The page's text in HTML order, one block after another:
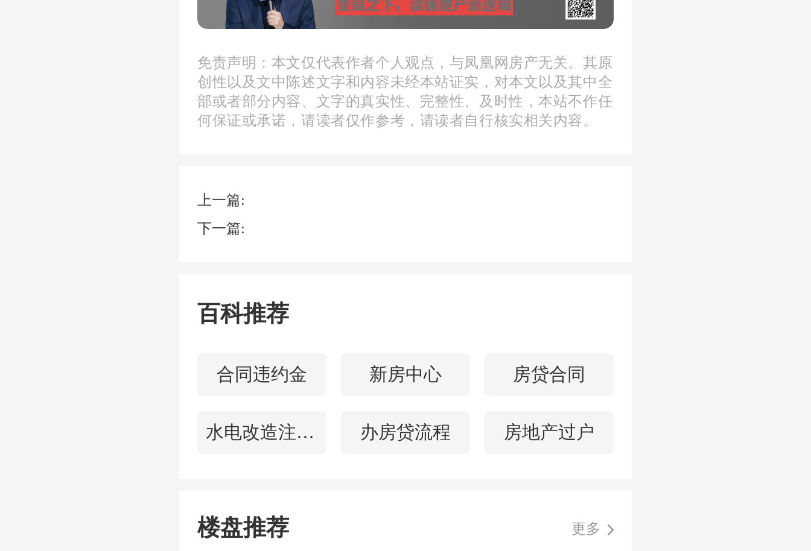
晚宴随着悦恒天润城营销总黄宁女士
的登台致辞,正式拉开帷幕。黄宁总对到场
的所有嘉宾们表示感谢,正是因为每一位渠
润城会持续给予更多的合作支持,从资源对
后续合作的信心也愈发坚定 。有红盘品质
无疑充满了底气。
项目推介环节更让现场热度再升一
配套” 为切入点,生动讲解项目核心优势,还
免责声明：本文仅代表作者个人观点，与凤凰网房产无关。其原
创性以及文中陈述文字和内容未经本站证实，对本文以及其中全
部或者部分内容、文字的真实性、完整性、及时性，本站不作任
何保证或承诺，请读者仅作参考，请读者自行核实相关内容。
上一篇:
下一篇:
百科推荐
合同违约金 新房中心 房贷合同
水电改造注意事项 办房贷流程 房地产过户
楼盘推荐 更多